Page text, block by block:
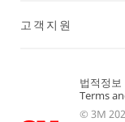
고객지원
법적정보
Terms
© 3M